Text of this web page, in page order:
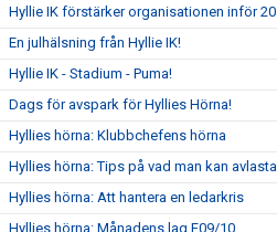
Hyllie IK förstärker organisationen inför
En julhälsning från Hyllie IK!
Hyllie IK - Stadium - Puma!
Dags för avspark för Hyllies Hörna!
Hyllies hörna: Klubbchefens hörna
Hyllies hörna: Tips på vad man kan
Hyllies hörna: Att hantera en ledarkris
Hyllies hörna: Månadens lag F09/10